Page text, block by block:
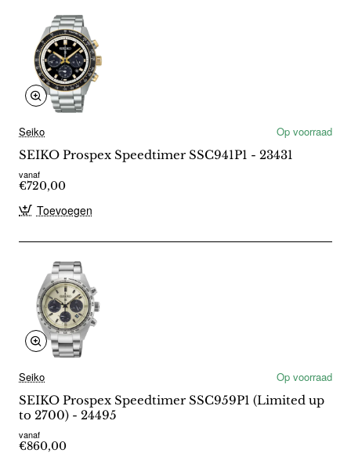
Seiko
Op voorraad
SEIKO Prospex Speedtimer SSC941P1 - 23431
vanaf
€720,00
Toevoegen
Seiko
Op voorraad
SEIKO Prospex Speedtimer SSC959P1 (Limited up
to 2700) - 24495
vanaf
€860,00